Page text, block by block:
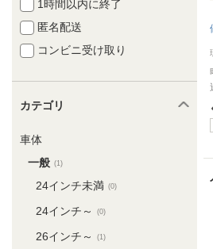
1時間以内に終了
匿名配送
コンビニ受け取り
カテゴリ
車体
一般 (1)
24インチ未満 (0)
24インチ～ (0)
26インチ～ (1)